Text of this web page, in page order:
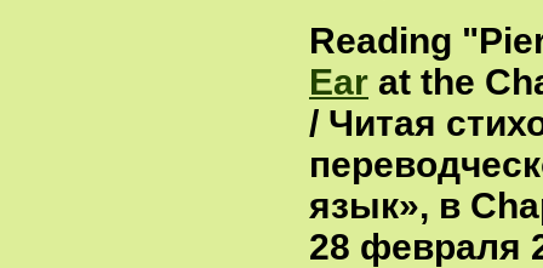
Reading
Ear at the
/ Читая
язык», в
28 февраля